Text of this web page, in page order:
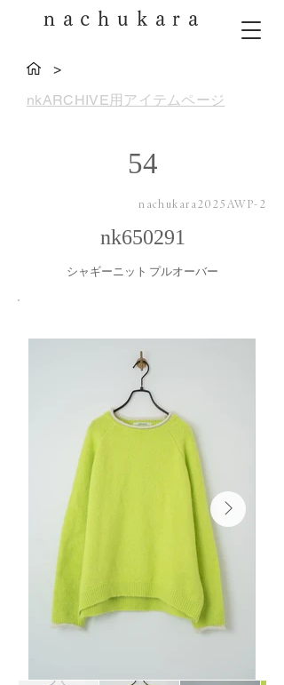
nachukara
>
nkARCHIVE用アイテムページ
54
nachukara2025AWP-2
nk650291
シャギーニット プルオーバー